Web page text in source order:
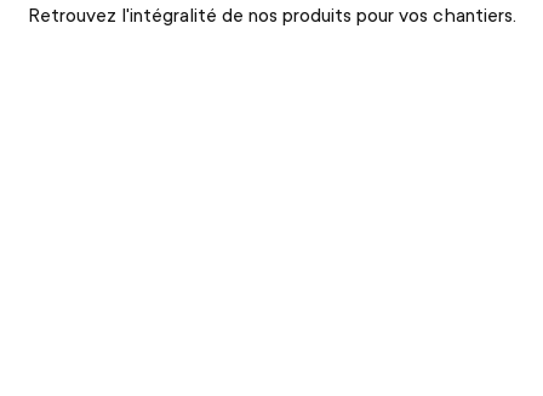
Retrouvez l'intégralité de nos produits pour vos chantiers.